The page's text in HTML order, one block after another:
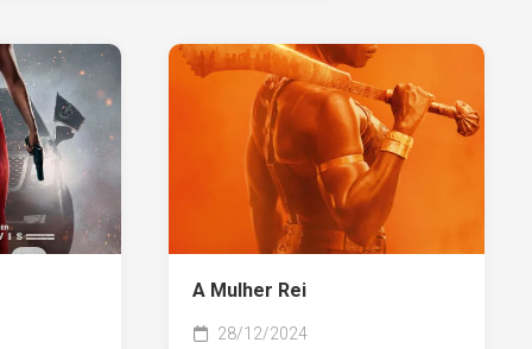
A Mulher Rei
28/12/2024